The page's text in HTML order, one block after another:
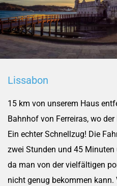
Lissabon
15 km von unserem Haus
Bahnhof von Ferreiras, wo
Ein echter Schnellzug! Die
zwei Stunden und 45
da man von der vielfältigen
nicht genug bekommen